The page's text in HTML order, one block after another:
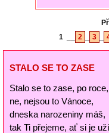
1
2 3
STALO SE TO ZASE
Stalo se to zase, po roce,
ne, nejsou to Vánoce,
dneska narozeniny máš,
tak Ti přejeme, ať si je